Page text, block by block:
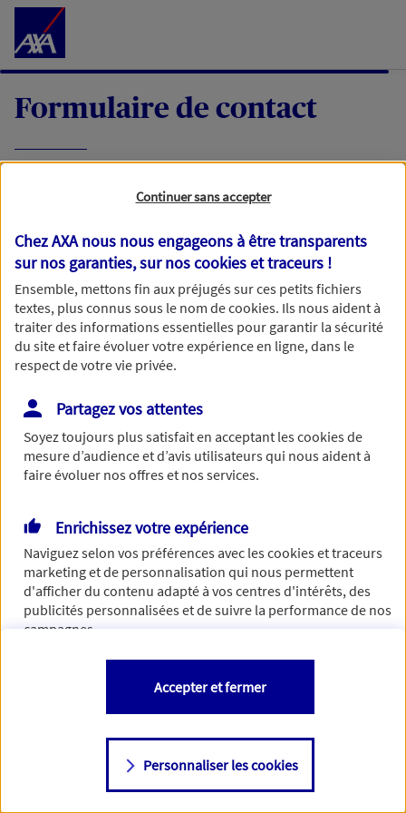
Accéder au Contenu
Formulaire de contact
demande, nous vous répondrons dans les
meilleurs délais par mail ou par téléphone.
Votre message :
Vous disposez de droits sur les informations vous concernant. Pour
plus d’informations,cliquez ici.
Continuer sans accepter
Chez AXA nous nous engageons à être transparents
sur nos garanties, sur noscookies et traceurs !
Ensemble, mettons fin aux préjugés sur ces petits fichiers
textes, plus connus sous le nom decookies. Ils nous aident à
traiter des informations essentielles pour garantir la sécurité
du site et faire évoluer votre expérience en ligne, dans le
respect de votre vie privée.
Partagez vos attentes
Soyez toujours plus satisfait en acceptant lescookiesde
mesure d’audience et d’avis utilisateurs qui nous aident à
faire évoluer nos offres et nos services.
Enrichissez votre expérience
Naviguez selon vos préférences avec lescookies et traceurs
marketing et de personnalisation qui nous permettent
d'afficher du contenu adapté à vos centres d'intérêts, des
publicités personnalisées et de suivre la performance de nos
campagnes.
Vous êtes libre de les accepter, de les refuser comme de
changer d'avis à tout moment en allant sur
Consulter notre politique decookies
Personnaliser les cookies
Accepter et fermer